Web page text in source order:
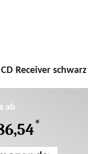
Receiver schwarz
ab
*